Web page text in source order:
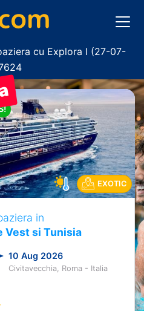
cu Explora I (27-07-
EXOTIC
in
Vest si Tunisia
10 Aug 2026
Civitavecchia, Roma - Italia